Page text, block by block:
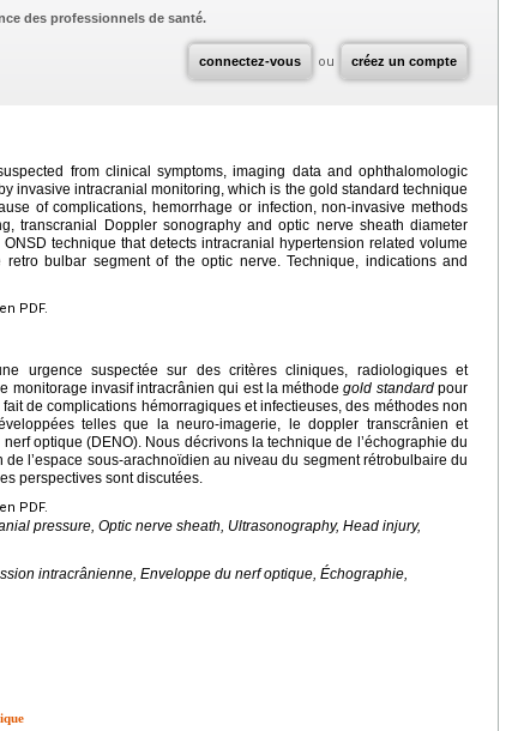
connectez-vous ou créez un compte
des professionnels de santé.
from clinical symptoms, imaging data and ophthalomologic
invasive intracranial monitoring, which is the gold standard technique
of complications, hemorrhage or infection, non-invasive methods
transcranial Doppler sonography and optic nerve sheath diameter
technique that detects intracranial hypertension related volume
bulbar segment of the optic nerve. Technique, indications and
PDF.
urgence suspectée sur des critères cliniques, radiologiques et
monitorage invasif intracrânien qui est la méthodegold standardpour
de complications hémorragiques et infectieuses, des méthodes non
telles que la neuro-imagerie, le doppler transcrânien et
optique (DENO). Nous décrivons la technique de l’échographie du
l’espace sous-arachnoïdien au niveau du segment rétrobulbaire du
perspectives sont discutées.
PDF.
pressure, Optic nerve sheath, Ultrasonography, Head injury,
intracrânienne, Enveloppe du nerf optique, Échographie,